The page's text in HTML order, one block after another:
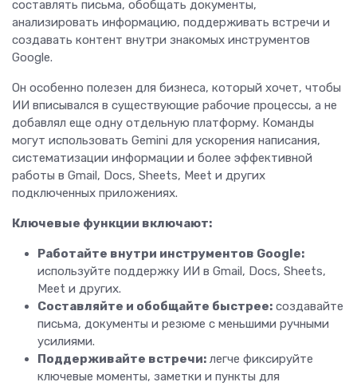
составлять письма, обобщать документы,
анализировать информацию, поддерживать встречи и
создавать контент внутри знакомых инструментов
Google.
Он особенно полезен для бизнеса, который хочет, чтобы
ИИ вписывался в существующие рабочие процессы, а не
добавлял еще одну отдельную платформу. Команды
могут использовать Gemini для ускорения написания,
систематизации информации и более эффективной
работы в Gmail, Docs, Sheets, Meet и других
подключенных приложениях.
Ключевые функции включают:
Работайте внутри инструментов Google:
используйте поддержку ИИ в Gmail, Docs, Sheets,
Meet и других.
Составляйте и обобщайте быстрее: создавайте
письма, документы и резюме с меньшими ручными
усилиями.
Поддерживайте встречи: легче фиксируйте
ключевые моменты, заметки и пункты для